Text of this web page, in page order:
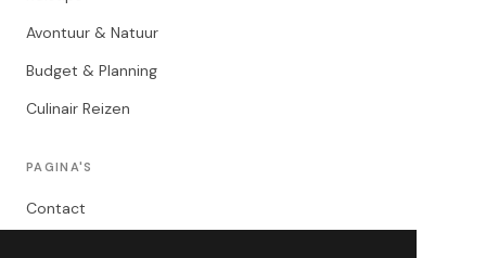
Avontuur & Natuur
Budget & Planning
Culinair Reizen
PAGINA'S
Contact